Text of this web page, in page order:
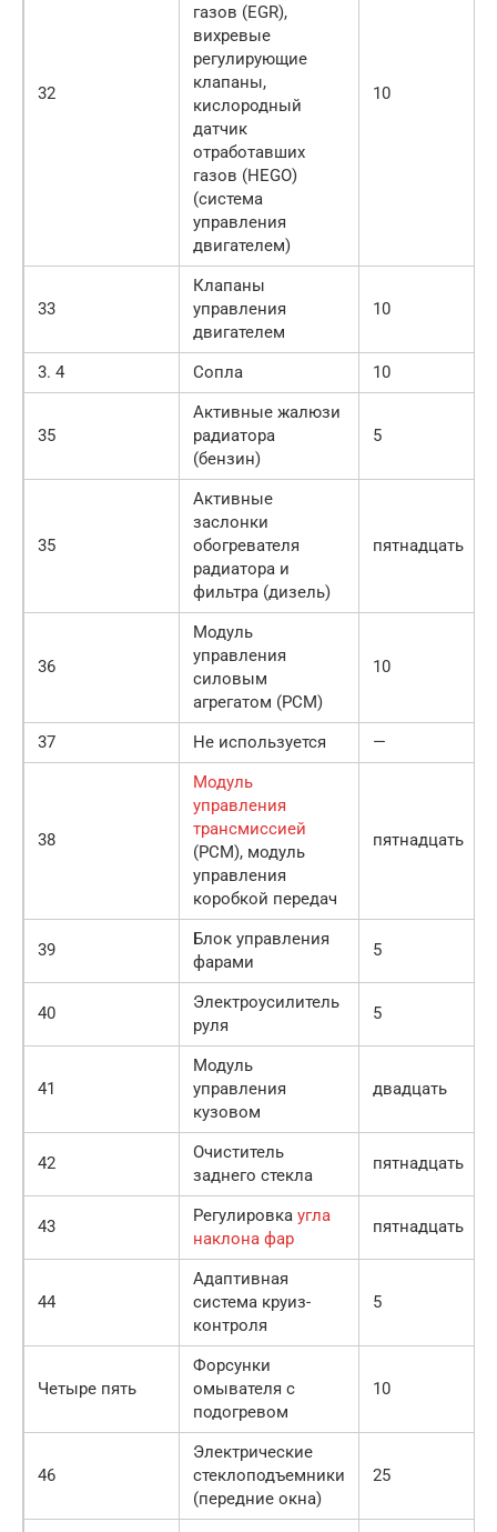
32
газов (EGR),
вихревые
регулирующие
клапаны,
кислородный
датчик
отработавших
газов (HEGO)
(система
управления
двигателем)
10
33
Клапаны
управления
двигателем
10
3. 4 Сопла 10
35
Активные жалюзи
радиатора
(бензин)
5
35
Активные
заслонки
обогревателя
радиатора и
фильтра (дизель)
пятнадцать
36
Модуль
управления
силовым
агрегатом (PCM)
10
37 Не используется —
38
Модуль
управления
трансмиссией
(PCM), модуль
управления
коробкой передач
пятнадцать
39
Блок управления
фарами
5
40
Электроусилитель
руля
5
41
Модуль
управления
кузовом
двадцать
42
Очиститель
заднего стекла
пятнадцать
43
Регулировка угла
наклона фар
пятнадцать
44
Адаптивная
система круиз-
контроля
5
Четыре пять
Форсунки
омывателя с
подогревом
10
46
Электрические
стеклоподъемники
(передние окна)
25